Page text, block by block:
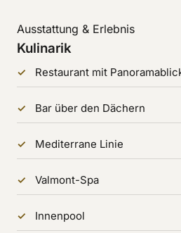
Ausstattung & Erlebnis
Kulinarik
Restaurant mit
Bar über den Dächern
Mediterrane Linie
Valmont-Spa
Innenpool